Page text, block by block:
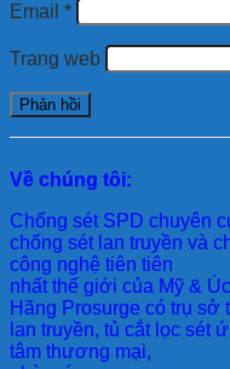
Email *
Trang web
Về chúng tôi:
Chống sét SPD chuyên
chống sét lan truyền và
công nghệ tiên tiên
nhất thế giới của Mỹ &
Hãng Prosurge có trụ sở
lan truyền, tủ cắt lọc sét
tâm thương mại,